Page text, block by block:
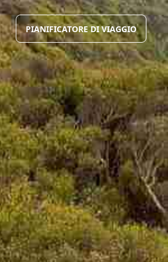
PIANIFICATORE DI VIAGGIO